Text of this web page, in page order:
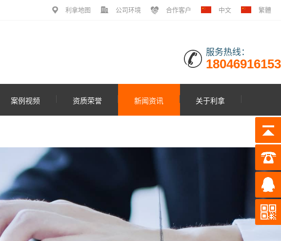
利拿地图 公司环境 合作客户 中文 繁體
服务热线：
18046916153
案例视频 资质荣誉 新闻资讯 关于利拿